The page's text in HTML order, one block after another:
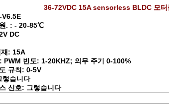
36-72VDC 15A sensorless BLDC 모
V6.5E
. : - 20-85℃
DC
: 15A
PWM 빈도: 1-20KHZ; 의무 주기 0-100%
규칙: 0-5V
렇습니다
신호: 그렇습니다